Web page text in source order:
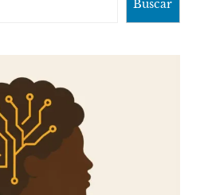
Buscar